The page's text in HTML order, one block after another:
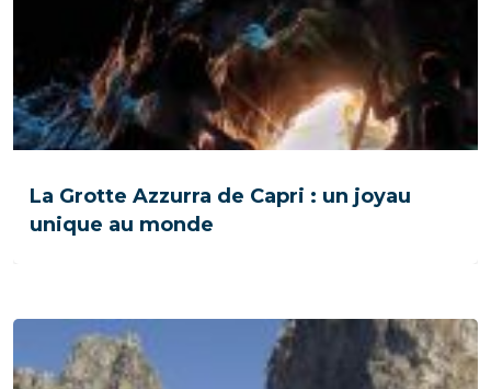
La Grotte Azzurra de Capri : un joyau
unique au monde